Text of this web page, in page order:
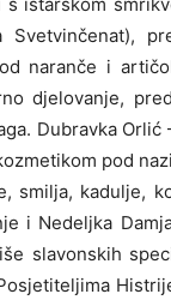
naranče i
djelovanje,
Dubravka Orlić
pod
smilja, kadulje,
i Nedeljka
slavonskih